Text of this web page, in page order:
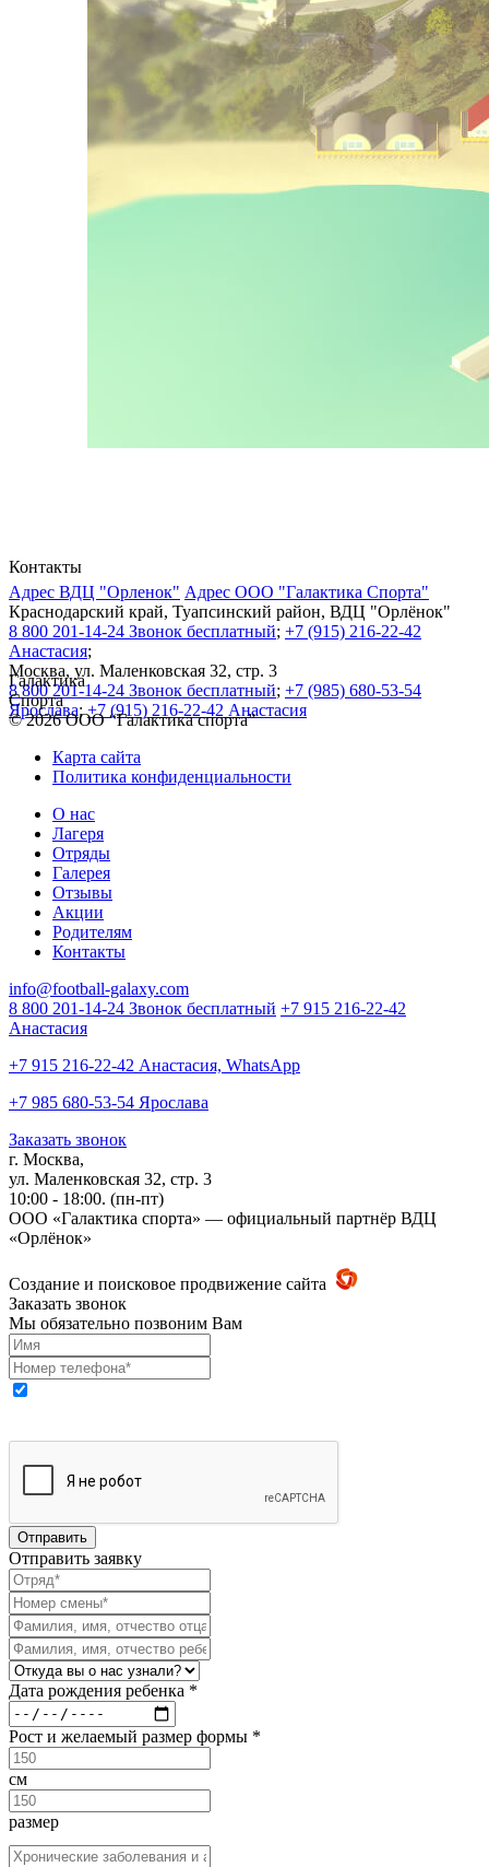
Контакты
Адрес ВДЦ "Орленок" Адрес ООО "Галактика Спорта"
Краснодарский край, Туапсинский район, ВДЦ "Орлёнок"
8 800 201-14-24 Звонок бесплатный; +7 (915) 216-22-42
Анастасия;
Москва, ул. Маленковская 32, стр. 3
8 800 201-14-24 Звонок бесплатный; +7 (985) 680-53-54
Ярослава;+7 (915) 216-22-42 Анастасия
Галактика
Спорта
© 2026 ООО “Галактика спорта”
Карта сайта
Политика конфиденциальности
О нас
Лагеря
Отряды
Галерея
Отзывы
Акции
Родителям
Контакты
info@football-galaxy.com
8 800 201-14-24 Звонок бесплатный +7 915 216-22-42
Анастасия
+7 915 216-22-42 Анастасия, WhatsApp
+7 985 680-53-54 Ярослава
Заказать звонок
г. Москва,
ул. Маленковская 32, стр. 3
10:00 - 18:00. (пн-пт)
ООО «Галактика спорта» — официальный партнёр ВДЦ
«Орлёнок»
Создание и поисковое продвижение сайта
Заказать звонок
Мы обязательно позвоним Вам
Отправить заявку
Дата рождения ребенка *
Рост и желаемый размер формы *
см
размер